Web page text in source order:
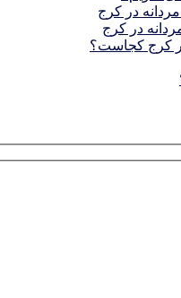
در کرج
کرج کجاست؟